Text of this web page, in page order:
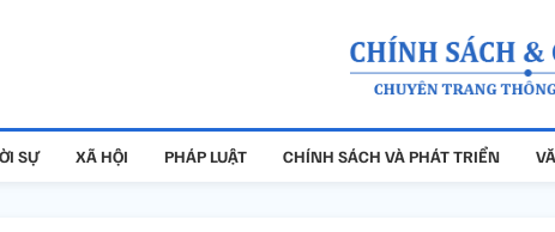
SỰ XÃ HỘI PHÁP LUẬT CHÍNH SÁCH VÀ PHÁT TRIỂN